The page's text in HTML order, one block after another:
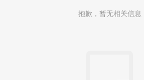
抱歉，暂无相关信息